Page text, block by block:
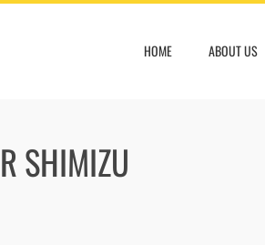
HOME ABOUT US
SHIMIZU